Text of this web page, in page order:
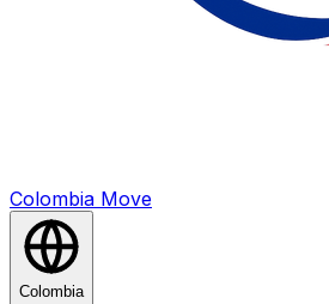
Colombia Move
Colombia